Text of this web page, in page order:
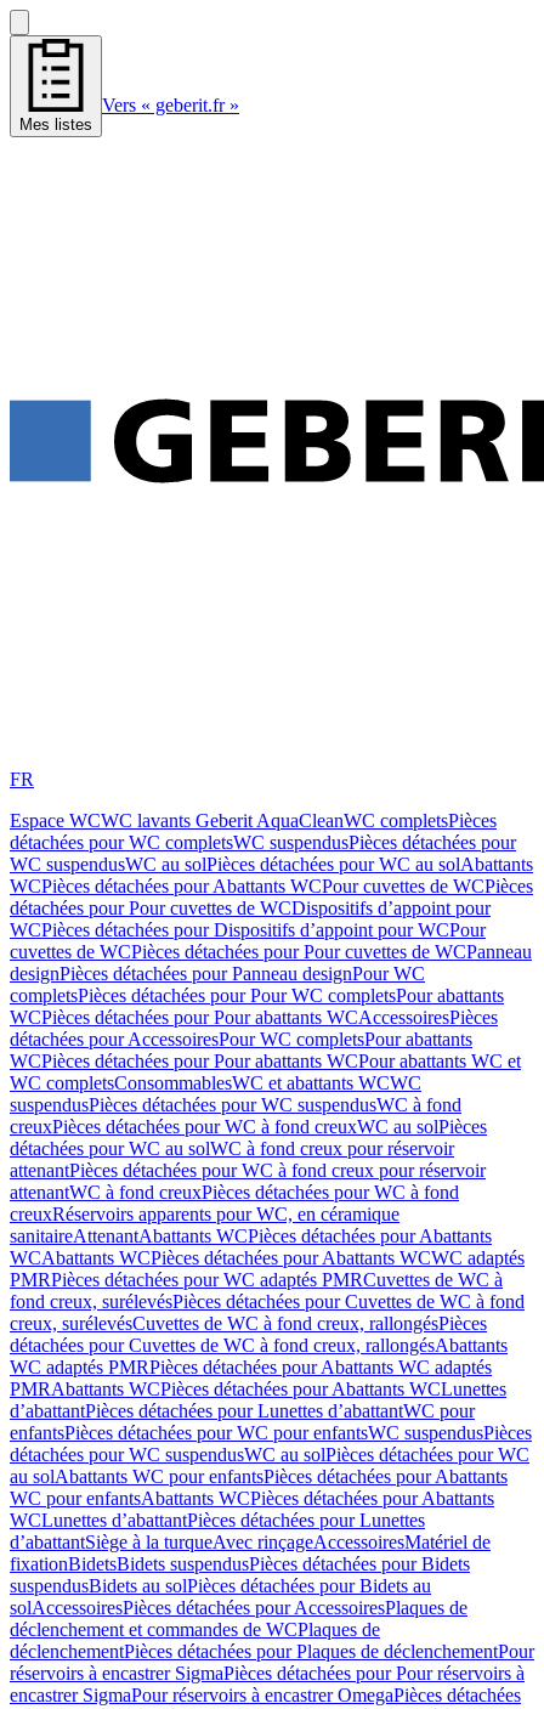
Mes listes
Vers « geberit.fr »
FR
Espace WCWC lavants Geberit AquaCleanWC completsPièces
détachées pour WC completsWC suspendusPièces détachées pour
WC suspendusWC au solPièces détachées pour WC au solAbattants
WCPièces détachées pour Abattants WCPour cuvettes de WCPièces
détachées pour Pour cuvettes de WCDispositifs d’appoint pour
WCPièces détachées pour Dispositifs d’appoint pour WCPour
cuvettes de WCPièces détachées pour Pour cuvettes de WCPanneau
designPièces détachées pour Panneau designPour WC
completsPièces détachées pour Pour WC completsPour abattants
WCPièces détachées pour Pour abattants WCAccessoiresPièces
détachées pour AccessoiresPour WC completsPour abattants
WCPièces détachées pour Pour abattants WCPour abattants WC et
WC completsConsommablesWC et abattants WCWC
suspendusPièces détachées pour WC suspendusWC à fond
creuxPièces détachées pour WC à fond creuxWC au solPièces
détachées pour WC au solWC à fond creux pour réservoir
attenantPièces détachées pour WC à fond creux pour réservoir
attenantWC à fond creuxPièces détachées pour WC à fond
creuxRéservoirs apparents pour WC, en céramique
sanitaireAttenantAbattants WCPièces détachées pour Abattants
WCAbattants WCPièces détachées pour Abattants WCWC adaptés
PMRPièces détachées pour WC adaptés PMRCuvettes de WC à
fond creux, surélevésPièces détachées pour Cuvettes de WC à fond
creux, surélevésCuvettes de WC à fond creux, rallongésPièces
détachées pour Cuvettes de WC à fond creux, rallongésAbattants
WC adaptés PMRPièces détachées pour Abattants WC adaptés
PMRAbattants WCPièces détachées pour Abattants WCLunettes
d’abattantPièces détachées pour Lunettes d’abattantWC pour
enfantsPièces détachées pour WC pour enfantsWC suspendusPièces
détachées pour WC suspendusWC au solPièces détachées pour WC
au solAbattants WC pour enfantsPièces détachées pour Abattants
WC pour enfantsAbattants WCPièces détachées pour Abattants
WCLunettes d’abattantPièces détachées pour Lunettes
d’abattantSiège à la turqueAvec rinçageAccessoiresMatériel de
fixationBidetsBidets suspendusPièces détachées pour Bidets
suspendusBidets au solPièces détachées pour Bidets au
solAccessoiresPièces détachées pour AccessoiresPlaques de
déclenchement et commandes de WCPlaques de
déclenchementPièces détachées pour Plaques de déclenchementPour
réservoirs à encastrer SigmaPièces détachées pour Pour réservoirs à
encastrer SigmaPour réservoirs à encastrer OmegaPièces détachées